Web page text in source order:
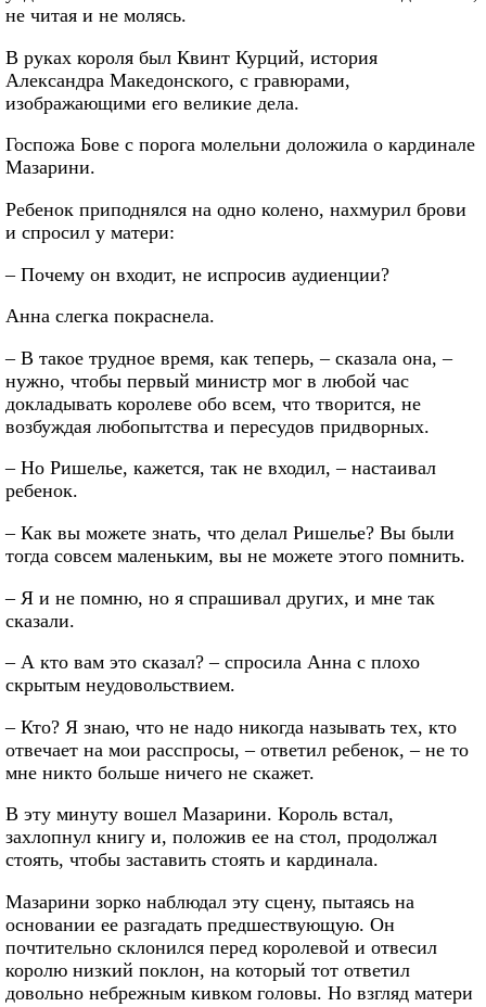
не читая и не молясь.
В руках короля был Квинт Курций, история
Александра Македонского, с гравюрами,
изображающими его великие дела.
Госпожа Бове с порога молельни доложила о кардинале
Мазарини.
Ребенок приподнялся на одно колено, нахмурил брови
и спросил у матери:
– Почему он входит, не испросив аудиенции?
Анна слегка покраснела.
– В такое трудное время, как теперь, – сказала она, –
нужно, чтобы первый министр мог в любой час
докладывать королеве обо всем, что творится, не
возбуждая любопытства и пересудов придворных.
– Но Ришелье, кажется, так не входил, – настаивал
ребенок.
– Как вы можете знать, что делал Ришелье? Вы были
тогда совсем маленьким, вы не можете этого помнить.
– Я и не помню, но я спрашивал других, и мне так
сказали.
– А кто вам это сказал? – спросила Анна с плохо
скрытым неудовольствием.
– Кто? Я знаю, что не надо никогда называть тех, кто
отвечает на мои расспросы, – ответил ребенок, – не то
мне никто больше ничего не скажет.
В эту минуту вошел Мазарини. Король встал,
захлопнул книгу и, положив ее на стол, продолжал
стоять, чтобы заставить стоять и кардинала.
Мазарини зорко наблюдал эту сцену, пытаясь на
основании ее разгадать предшествующую. Он
почтительно склонился перед королевой и отвесил
королю низкий поклон, на который тот ответил
довольно небрежным кивком головы. Но взгляд матери